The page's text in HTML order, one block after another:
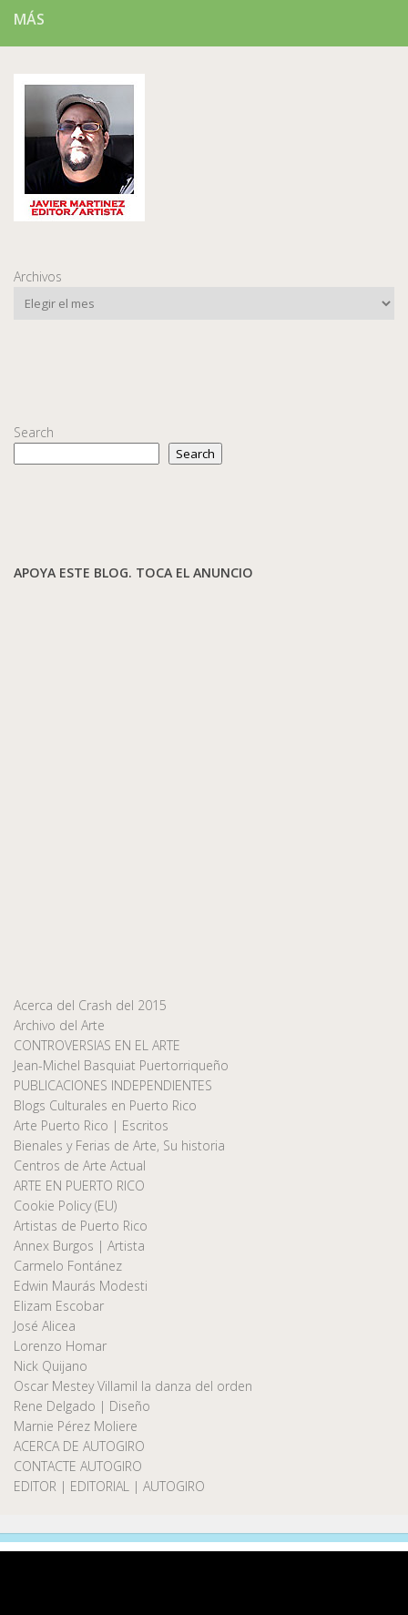
MÁS
Archivos
Search
Search
APOYA ESTE BLOG. TOCA EL ANUNCIO
Acerca del Crash del 2015
Archivo del Arte
CONTROVERSIAS EN EL ARTE
Jean-Michel Basquiat Puertorriqueño
PUBLICACIONES INDEPENDIENTES
Blogs Culturales en Puerto Rico
Arte Puerto Rico | Escritos
Bienales y Ferias de Arte, Su historia
Centros de Arte Actual
ARTE EN PUERTO RICO
Cookie Policy (EU)
Artistas de Puerto Rico
Annex Burgos | Artista
Carmelo Fontánez
Edwin Maurás Modesti
Elizam Escobar
José Alicea
Lorenzo Homar
Nick Quijano
Oscar Mestey Villamil la danza del orden
Rene Delgado | Diseño
Marnie Pérez Moliere
ACERCA DE AUTOGIRO
CONTACTE AUTOGIRO
EDITOR | EDITORIAL | AUTOGIRO